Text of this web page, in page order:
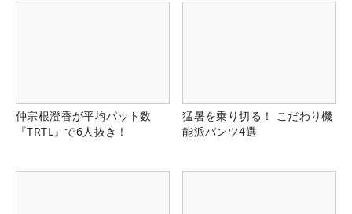
仲宗根澄香が平均パット数
『TRTL』で6人抜き！
猛暑を乗り切る！ こだわり機
能派パンツ4選